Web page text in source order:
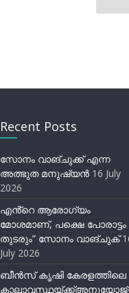
Recent Posts
സോനം വാങ്ചുക്ക് എന്ന
അത്ഭുത മനുഷ്യന്‍ 16 July
2026
എൻ്റെ ആരോഗ്യം
മോശമാണ്, പക്ഷെ പോരാട്ടം
തുടരും” സോനം വാങ്ചുക്
July 2026
ബീന്‍സ് കൃഷി കേരളത്തിലെ